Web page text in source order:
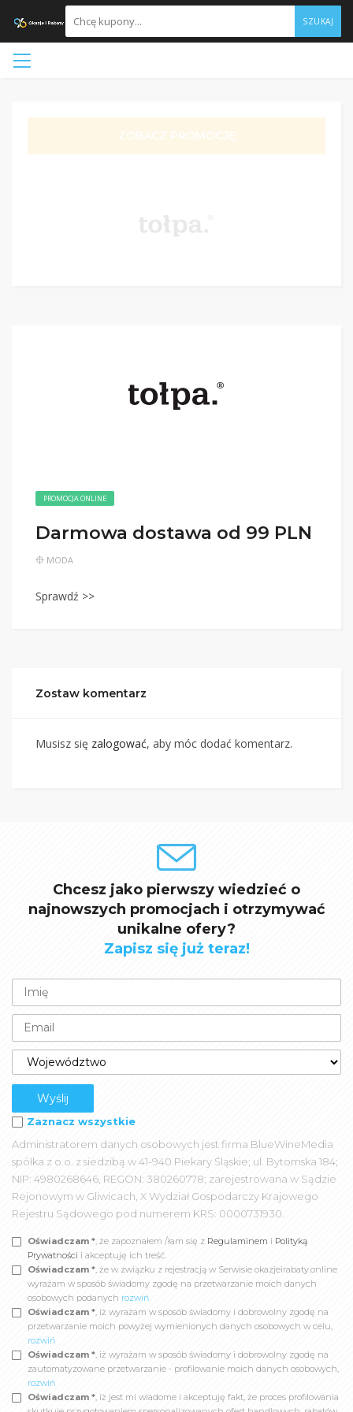
SZUKAJ
ZOBACZ PROMOCJĘ
PROMOCJA ONLINE
Darmowa dostawa od 99 PLN
MODA
Sprawdź >>
Zostaw komentarz
Musisz się zalogować, aby móc dodać komentarz.
Chcesz jako pierwszy wiedzieć o
najnowszych promocjach i otrzymywać
unikalne ofery?
Zapisz się już teraz!
Zaznacz wszystkie
Administratorem danych osobowych jest firma BlueWineMedia
spółka z o.o. z siedzibą w 41-940 Piekary Śląskie; ul. Bytomska 184;
NIP: 4980268646, REGON: 380260778; zarejestrowana w Sądzie
Rejonowym w Gliwicach, X Wydział Gospodarczy Krajowego
Rejestru Sądowego pod numerem KRS: 0000731930.
Oświadczam *, że zapoznałem /łam się z Regulaminem i Polityką
Prywatności i akceptuję ich treść.
Oświadczam *, że w związku z rejestracją w Serwisie okazjeirabaty.online
wyrażam w sposób świadomy zgodę na przetwarzanie moich danych
osobowych podanych rozwiń
Oświadczam *, iż wyrażam w sposób świadomy i dobrowolny zgodę na
przetwarzanie moich powyżej wymienionych danych osobowych w celu,
rozwiń
Oświadczam *, iż wyrażam w sposób świadomy i dobrowolny zgodę na
zautomatyzowane przetwarzanie - profilowanie moich danych osobowych,
rozwiń
Oświadczam *, iż jest mi wiadome i akceptuję fakt, że proces profilowania